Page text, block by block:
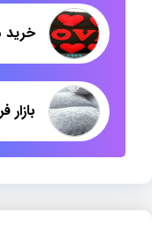
خرید